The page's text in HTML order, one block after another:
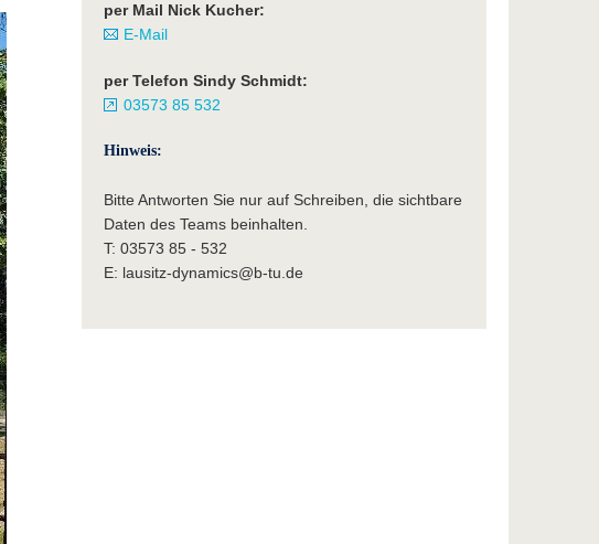
per Mail Nick Kucher:
E-Mail
per Telefon Sindy Schmidt:
03573 85 532
Hinweis:
Bitte Antworten Sie nur auf Schreiben, die sichtbare
Daten des Teams beinhalten.
T: 03573 85 - 532
E: lausitz-dynamics@b-tu.de